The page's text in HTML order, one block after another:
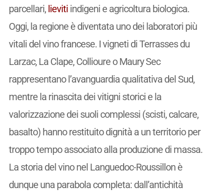
parcellari, lievitiindigeni e agricoltura biologica.
Oggi, la regione è diventata uno dei laboratori più
vitali del vino francese. I vigneti di Terrasses du
Larzac, La Clape, Collioure o Maury Sec
rappresentano l’avanguardia qualitativa del Sud,
mentre la rinascita dei vitigni storici e la
valorizzazione dei suoli complessi (scisti, calcare,
basalto) hanno restituito dignità a un territorio per
troppo tempo associato alla produzione di massa.
La storia del vino nel Languedoc-Roussillon è
dunque una parabola completa: dall’antichità